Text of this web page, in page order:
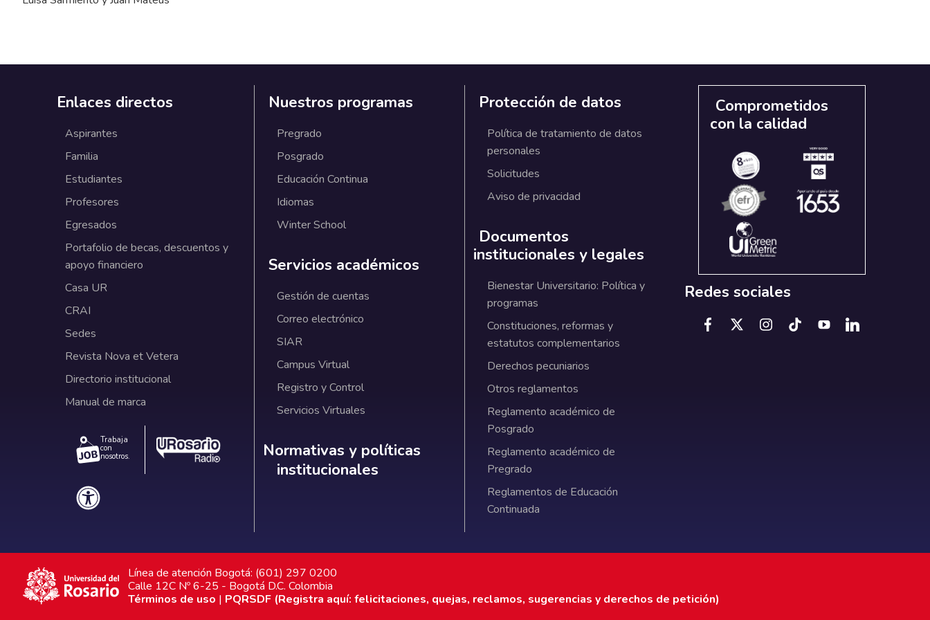
Enlaces directos
Aspirantes
Familia
Estudiantes
Profesores
Egresados
Portafolio de becas, descuentos y
apoyo financiero
Casa UR
CRAI
Sedes
Revista Nova et Vetera
Directorio institucional
Manual de marca
Trabaja
con
nosotros.
Nuestros programas
Pregrado
Posgrado
Educación Continua
Idiomas
Winter School
Servicios académicos
Gestión de cuentas
Correo electrónico
SIAR
Campus Virtual
Registro y Control
Servicios Virtuales
Normativas y políticas institucionales
Normativas y políticas
institucionales
Protección de datos
Política de tratamiento de datos
personales
Solicitudes
Aviso de privacidad
Documentos
institucionales y legales
Bienestar Universitario: Política y
programas
Constituciones, reformas y
estatutos complementarios
Derechos pecuniarios
Otros reglamentos
Reglamento académico de
Posgrado
Reglamento académico de
Pregrado
Reglamentos de Educación
Continuada
Comprometidos
con la calidad
Redes sociales
Línea de atención Bogotá: (601) 297 0200
Calle 12C Nº 6-25 - Bogotá D.C. Colombia
Términos de uso | PQRSDF (Registra aquí: felicitaciones, quejas, reclamos, sugerencias y derechos de petición)